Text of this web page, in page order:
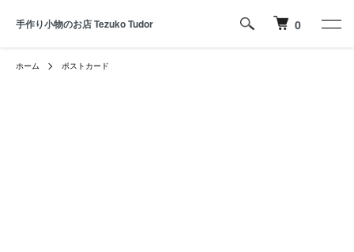
手作り小物のお店 Tezuko Tudor 0
ホーム ポストカード